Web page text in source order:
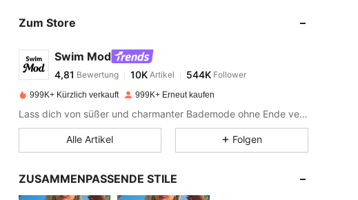
Zum Store
Swim Mod
4,81
4,81 Bewertung 10KArtikel
e***obezahltVor 1 Tag
4,81
999K+ Kürzlich verkauft 999K+ Erneut kaufen
Lass dich von süßer und charmanter Bademode ohne Ende verführen.
Alle Artikel Folgen
ZUSAMMENPASSENDE STILE